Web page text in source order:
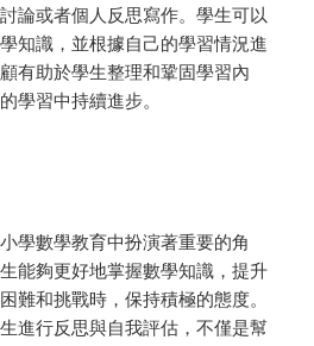
論或者個人反思寫作。學生可以
知識，並根據自己的學習情況進
有助於學生整理和鞏固學習內
學習中持續進步。
學數學教育中扮演著重要的角
能夠更好地掌握數學知識，提升
難和挑戰時，保持積極的態度。
進行反思與自我評估，不僅是幫